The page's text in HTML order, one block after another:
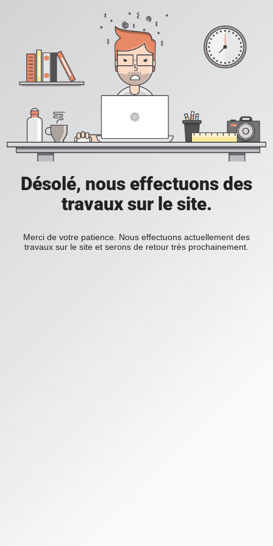
Désolé, nous effectuons des
travaux sur le site.
Merci de votre patience. Nous effectuons actuellement des
travaux sur le site et serons de retour très prochainement.